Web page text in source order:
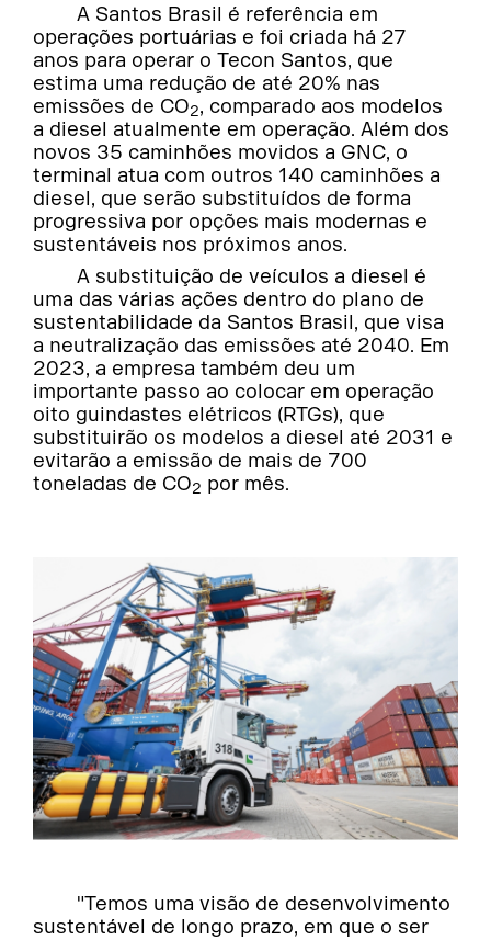
A Santos Brasil é referência em
operações portuárias e foi criada há 27
anos para operar o Tecon Santos, que
estima uma redução de até 20% nas
emissões de CO2, comparado aos modelos
a diesel atualmente em operação. Além dos
novos 35 caminhões movidos a GNC, o
terminal atua com outros 140 caminhões a
diesel, que serão substituídos de forma
progressiva por opções mais modernas e
sustentáveis nos próximos anos.
A substituição de veículos a diesel é
uma das várias ações dentro do plano de
sustentabilidade da Santos Brasil, que visa
a neutralização das emissões até 2040. Em
2023, a empresa também deu um
importante passo ao colocar em operação
oito guindastes elétricos (RTGs), que
substituirão os modelos a diesel até 2031 e
evitarão a emissão de mais de 700
toneladas de CO2 por mês.
"Temos uma visão de desenvolvimento
sustentável de longo prazo, em que o ser